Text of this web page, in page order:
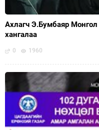
Ахлагч Э.Бумбаяр
хангалаа
0 1960